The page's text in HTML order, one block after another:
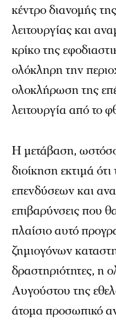
κέντρο διανομής
λειτουργίας και
κρίκο της
ολόκληρη την
ολοκλήρωση της
λειτουργία από το
Η μετάβαση,
διοίκηση εκτιμά
επενδύσεων και
επιβαρύνσεις που
πλαίσιο αυτό
ζημιογόνων
δραστηριότητες, η
Αυγούστου της
άτομα προσωπικό